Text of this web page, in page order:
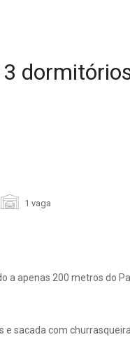
1 vaga
apenas 200 metros do
sacada com